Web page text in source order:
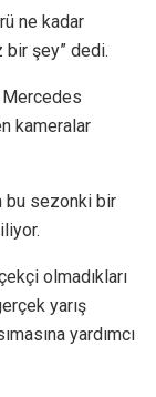
ne kadar
bir şey” dedi.
Mercedes
kameralar
bu sezonki bir
olmadıkları
yarış
yardımcı